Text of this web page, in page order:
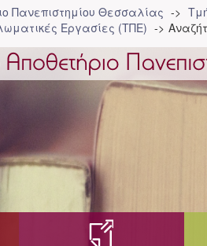
Πανεπιστημίου Θεσσαλίας
Εργασίες (ΤΠΕ)